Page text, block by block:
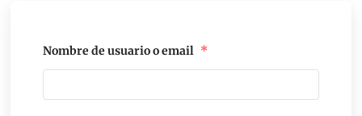
Nombre de usuario o email *